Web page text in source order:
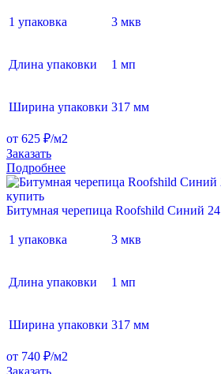
1 упаковка 3 мкв
Длина упаковки 1 мп
Ширина упаковки 317 мм
от 625 ₽/м2
Заказать
Подробнее
Битумная черепица Roofshild Синий 24
1 упаковка 3 мкв
Длина упаковки 1 мп
Ширина упаковки 317 мм
от 740 ₽/м2
Заказать